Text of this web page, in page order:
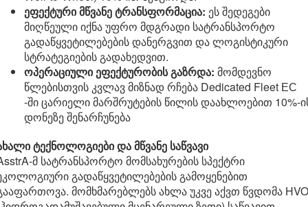
ეფექტური მწვანე ტრანსფორმაცია: ეს შედეგები
მიღწეული იქნა უფრო მდგრადი სატრანსპორტო
გადაწყვეტილებების დანერგვით და ლოგისტიკური
სტრატეგიების გადახედვით.
ოპერაციული ეფექტურობის გაზრდა: მომდევნო
წლებისთვის კვლავ მიზნად რჩება Dedicated Fleet ЕС
-ში ცარიელი მარშრუტების წილის დაახლოებით 10%-
დონეზე შენარჩუნება
ტექნოლოგიები და მწვანე საწვავი
მ სატრანსპორტო მომსახურების სპექტრი
გადაწყვეტილებების გამოყენებით
მომხმარებლებს ახლა უკვე აქვთ წვდომა HVO